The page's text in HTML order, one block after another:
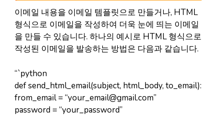
이메일 내용을 이메일 템플릿으로 만들거나, HTML
형식으로 이메일을 작성하여 더욱 눈에 띄는 이메일
을 만들 수 있습니다. 하나의 예시로 HTML 형식으로
작성된 이메일을 발송하는 방법은 다음과 같습니다.
“`python
def send_html_email(subject, html_body, to_email):
from_email = “your_email@gmail.com”
password = “your_password”